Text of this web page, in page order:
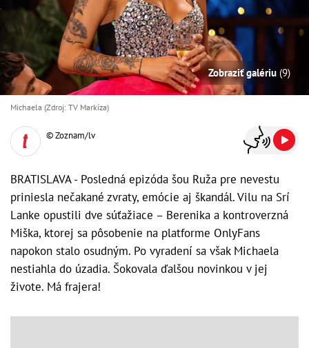
Zobraziť galériu (9)
Michaela (Zdroj: TV Markíza)
© Zoznam/lv
BRATISLAVA - Posledná epizóda šou Ruža pre nevestu
priniesla nečakané zvraty, emócie aj škandál. Vilu na Srí
Lanke opustili dve súťažiace – Berenika a kontroverzná
Miška, ktorej sa pôsobenie na platforme OnlyFans
napokon stalo osudným. Po vyradení sa však Michaela
nestiahla do úzadia. Šokovala ďalšou novinkou v jej
živote. Má frajera!